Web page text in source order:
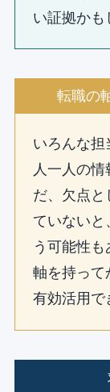
い証拠かも
転職の
いろんな担
人一人の
だ、欠点と
ていないと
う可能性
軸を持って
有効活用で